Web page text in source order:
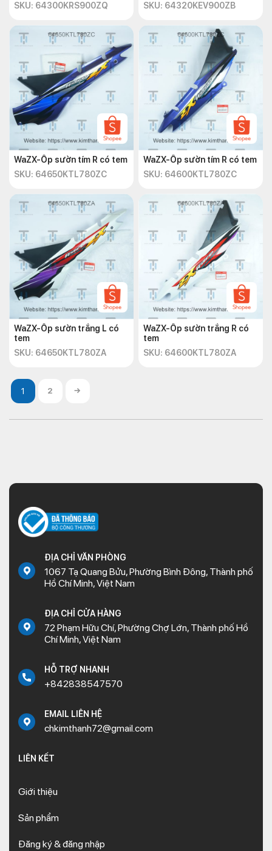
SKU: 64300KRS900ZQ
SKU: 64320KEV900ZB
WaZX-Ốp sườn tím R có tem
SKU: 64650KTL780ZC
WaZX-Ốp sườn tím R có tem
SKU: 64600KTL780ZC
WaZX-Ốp sườn trắng L có
tem
SKU: 64650KTL780ZA
WaZX-Ốp sườn trắng R có
tem
SKU: 64600KTL780ZA
2 →
ĐỊA CHỈ VĂN PHÒNG
1067 Tạ Quang Bửu, Phường Bình Đông, Thành phố
Hồ Chí Minh, Việt Nam
ĐỊA CHỈ CỬA HÀNG
72 Phạm Hữu Chí, Phường Chợ Lớn, Thành phố Hồ
Chí Minh, Việt Nam
HỖ TRỢ NHANH
+842838547570
EMAIL LIÊN HỆ
chkimthanh72@gmail.com
LIÊN KẾT
Giới thiệu
Sản phẩm
Đăng ký & đăng nhập